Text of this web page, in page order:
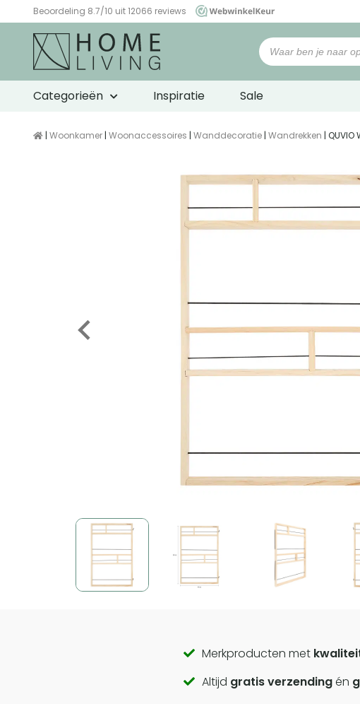
Beoordeling 8.7/10 uit 12066 reviews
WebwinkelKeur
Categorieën Inspiratie Sale
| Woonkamer | Woonaccessoires | Wanddecoratie | Wandrekken |
Call
to
Merkproducten met
Altijd gratis verzendingén